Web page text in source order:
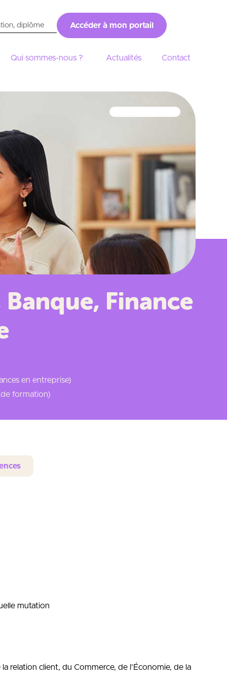
Accéder à mon portail
Qui sommes-nous ? Actualités Contact
Finance
en entreprise)
formation)
mutation
relation client, du Commerce, de l’Économie, de la